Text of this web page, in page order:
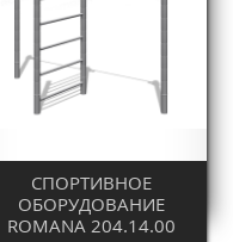
СПОРТИВНОЕ
ОБОРУДОВАНИЕ
ROMANA 204.14.00